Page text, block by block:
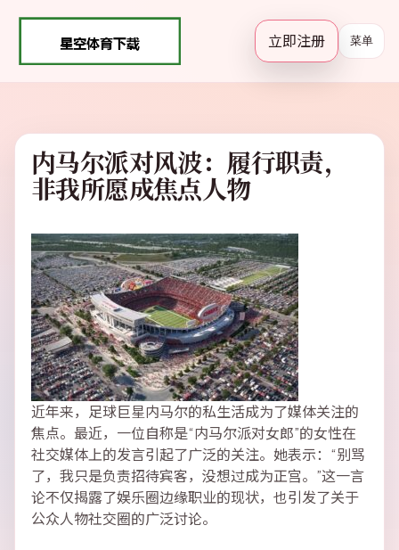
立即注册 菜单
内马尔派对风波：履行职责，
非我所愿成焦点人物
近年来，足球巨星内马尔的私生活成为了媒体关注的
焦点。最近，一位自称是“内马尔派对女郎”的女性在
社交媒体上的发言引起了广泛的关注。她表示：“别骂
了，我只是负责招待宾客，没想过成为正宫。”这一言
论不仅揭露了娱乐圈边缘职业的现状，也引发了关于
公众人物社交圈的广泛讨论。